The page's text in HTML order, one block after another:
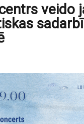
veido